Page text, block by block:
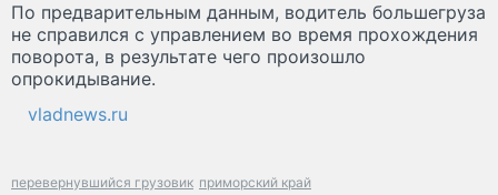
По предварительным данным, водитель большегруза
не справился с управлением во время прохождения
поворота, в результате чего произошло
опрокидывание.
vladnews.ru
перевернувшийся грузовик приморский край